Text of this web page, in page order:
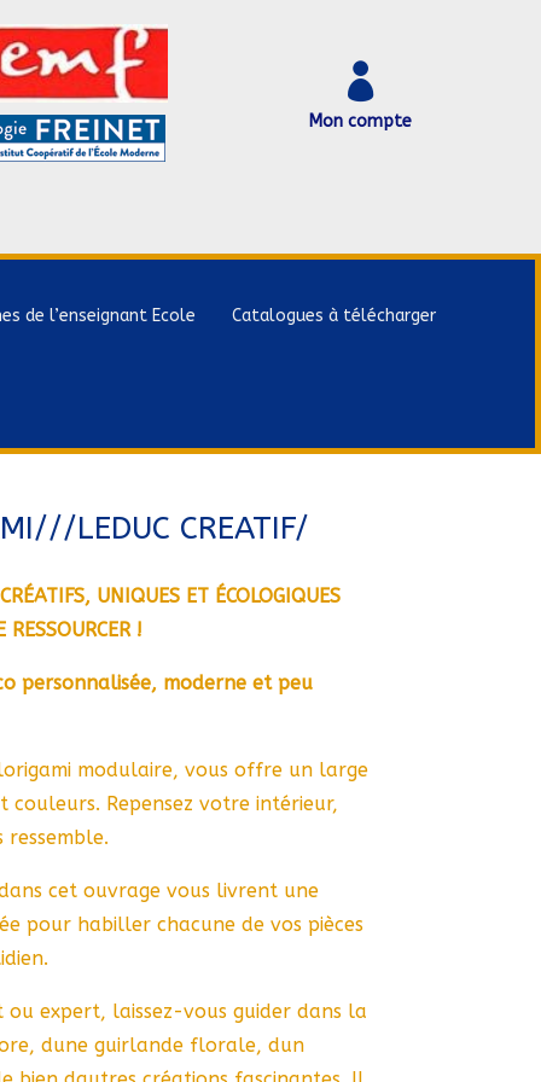

Mon compte
de l’enseignant Ecole Catalogues à télécharger
LEDUC CREATIF/
UNIQUES ET ÉCOLOGIQUES
RESSOURCER !
personnalisée, moderne et peu
modulaire, vous offre un large
Repensez votre intérieur,
cet ouvrage vous livrent une
pour habiller chacune de vos pièces
ou expert, laissez-vous guider dans la
dune guirlande florale, dun